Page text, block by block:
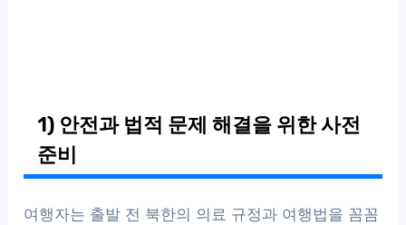
1) 안전과 법적 문제 해결을 위한 사전
준비
여행자는 출발 전 북한의 의료 규정과 여행법을 꼼꼼